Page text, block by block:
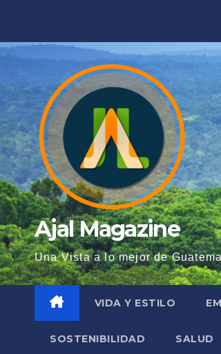
contenido
Ajal Magazine
Una Vista a lo mejor de
VIDA Y ESTILO
SOSTENIBILIDAD SALUD